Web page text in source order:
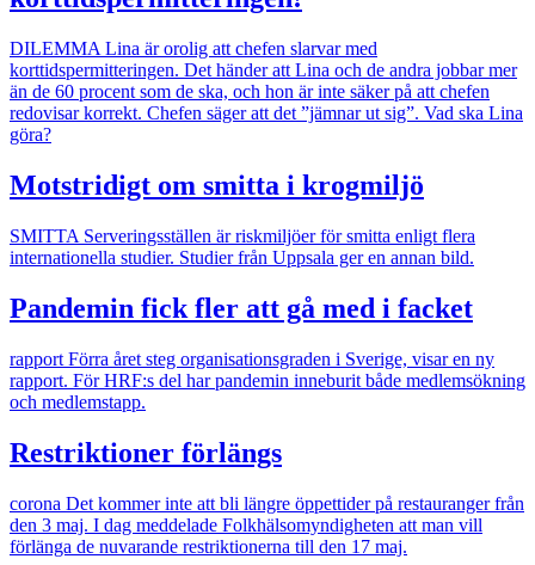
DILEMMA Lina är orolig att chefen slarvar med
korttidspermitteringen. Det händer att Lina och de andra jobbar mer
än de 60 procent som de ska, och hon är inte säker på att chefen
redovisar korrekt. Chefen säger att det ”jämnar ut sig”. Vad ska Lina
göra?
Motstridigt om smitta i krogmiljö
SMITTA Serveringsställen är riskmiljöer för smitta enligt flera
internationella studier. Studier från Uppsala ger en annan bild.
Pandemin fick fler att gå med i facket
rapport Förra året steg organisationsgraden i Sverige, visar en ny
rapport. För HRF:s del har pandemin inneburit både medlemsökning
och medlemstapp.
Restriktioner förlängs
corona Det kommer inte att bli längre öppettider på restauranger från
den 3 maj. I dag meddelade Folkhälsomyndigheten att man vill
förlänga de nuvarande restriktionerna till den 17 maj.